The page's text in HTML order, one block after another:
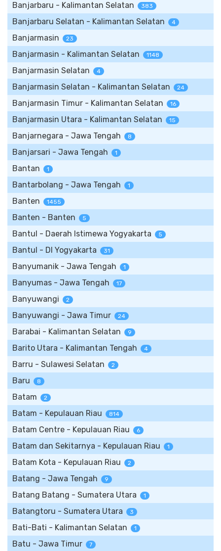
Banjarbaru - Kalimantan Selatan 383
Banjarbaru Selatan - Kalimantan Selatan 4
Banjarmasin 23
Banjarmasin - Kalimantan Selatan 1148
Banjarmasin Selatan 4
Banjarmasin Selatan - Kalimantan Selatan 24
Banjarmasin Timur - Kalimantan Selatan 16
Banjarmasin Utara - Kalimantan Selatan 15
Banjarnegara - Jawa Tengah 8
Banjarsari - Jawa Tengah 1
Bantan 1
Bantarbolang - Jawa Tengah 1
Banten 1455
Banten - Banten 5
Bantul - Daerah Istimewa Yogyakarta 5
Bantul - DI Yogyakarta 31
Banyumanik - Jawa Tengah 1
Banyumas - Jawa Tengah 17
Banyuwangi 2
Banyuwangi - Jawa Timur 24
Barabai - Kalimantan Selatan 9
Barito Utara - Kalimantan Tengah 4
Barru - Sulawesi Selatan 2
Baru 8
Batam 2
Batam - Kepulauan Riau 814
Batam Centre - Kepulauan Riau 6
Batam dan Sekitarnya - Kepulauan Riau 1
Batam Kota - Kepulauan Riau 2
Batang - Jawa Tengah 9
Batang Batang - Sumatera Utara 1
Batangtoru - Sumatera Utara 3
Bati-Bati - Kalimantan Selatan 1
Batu - Jawa Timur 7